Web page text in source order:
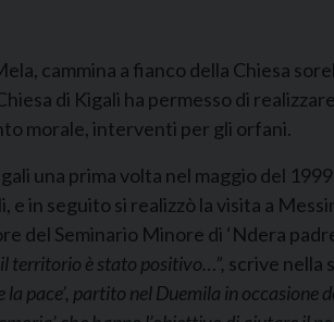
cammina a fianco della Chiesa
di Kigali ha permesso di
morale, interventi per gli orfani.
una prima volta nel maggio del
in seguito si realizzò la visita a
del Seminario Minore di ‘Ndera
territorio è stato positivo…”, scrive nella
pace’, partito nel Duemila in occasione